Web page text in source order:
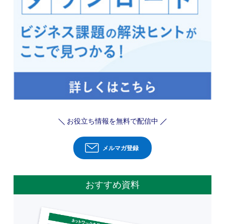
お役立ち情報を無料で配信中
メルマガ登録
おすすめ資料